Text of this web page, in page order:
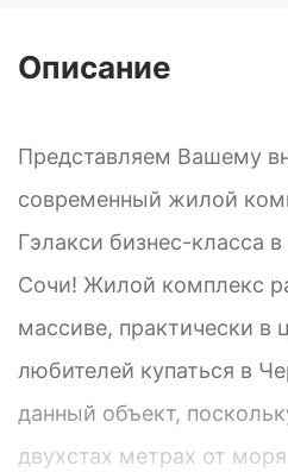
Описание
Представляем Вашему
современный жилой
Гэлакси бизнес-класса
Сочи! Жилой комплекс
массиве, практически в
любителей купаться в
данный объект,
двухстах метрах от